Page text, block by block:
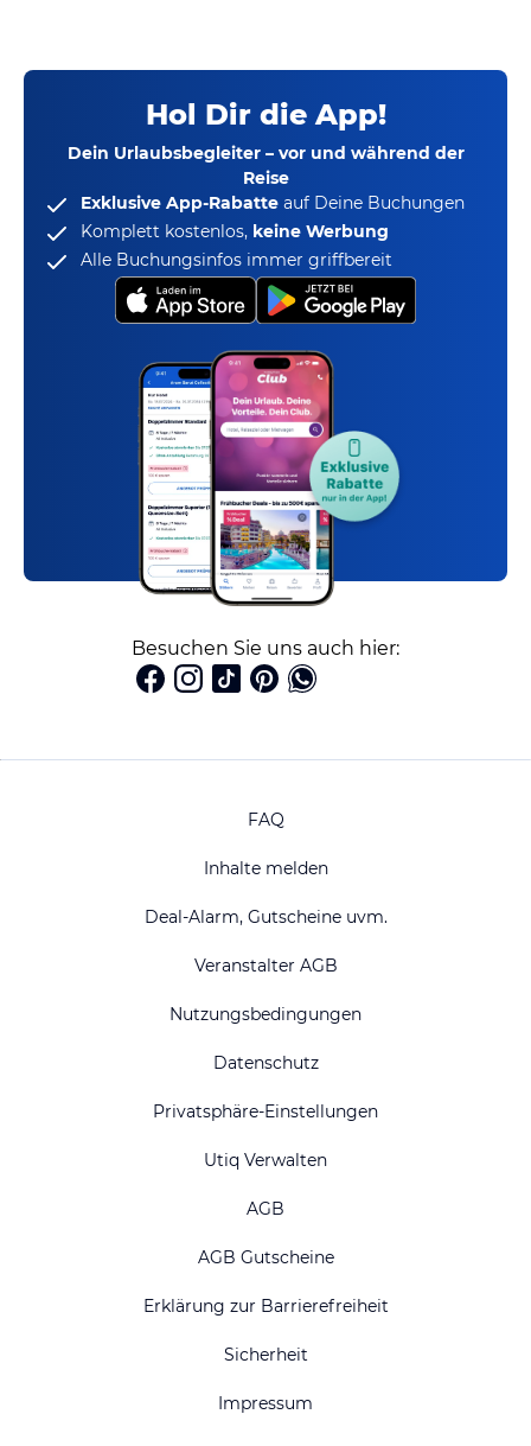
Hol Dir die App!
Dein Urlaubsbegleiter – vor und während der
Reise
Exklusive App-Rabatte auf Deine Buchungen
Komplett kostenlos, keine Werbung
Alle Buchungsinfos immer griffbereit
Besuchen Sie uns auch hier:
FAQ
Inhalte melden
Deal-Alarm, Gutscheine uvm.
Veranstalter AGB
Nutzungsbedingungen
Datenschutz
Privatsphäre-Einstellungen
Utiq Verwalten
AGB
AGB Gutscheine
Erklärung zur Barrierefreiheit
Sicherheit
Impressum